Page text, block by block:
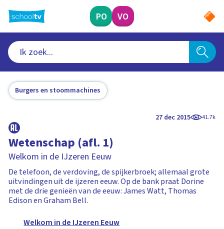
naar
hoofdinhoud
PO VO
Burgers en stoommachines
27 dec 2015 41.7k
Wetenschap (afl. 1)
Welkom in de IJzeren Eeuw
De telefoon, de verdoving, de spijkerbroek; allemaal grote
uitvindingen uit de ijzeren eeuw. Op de bank praat Dorine
met de drie genieën van de eeuw: James Watt, Thomas
Edison en Graham Bell.
Welkom in de IJzeren Eeuw